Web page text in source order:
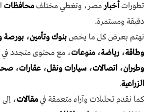
تطوراتأخبار مصر، وتغطي مختلفمحافظات
دقيقة ومستمرة.
نهتم بعرض كل ما يخصبنوك وتأمين، بورصة
وطاقة، رياضة،منوعات، مع محتوى متجدد في
وطيران، اتصالات، سيارات ونقل، عقارات،
الزراعية.
كما نقدم تحليلات وآراء متعمقة فيمقالات،